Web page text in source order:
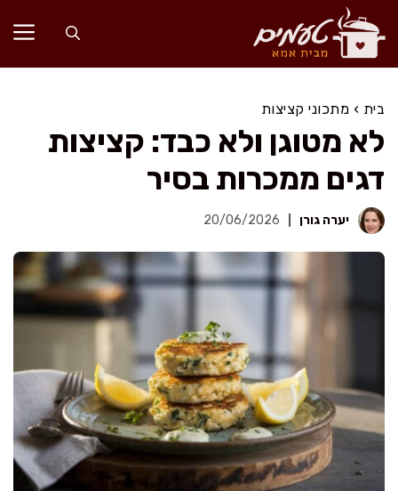
לדלג
לתוכן
בית › מתכוני קציצות
לא מטוגן ולא כבד: קציצות
דגים ממכרות בסיר
יערה גורן 20/06/2026